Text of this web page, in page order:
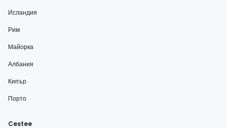
Исландия
Рим
Майорка
Албания
Кипър
Порто
Cestee